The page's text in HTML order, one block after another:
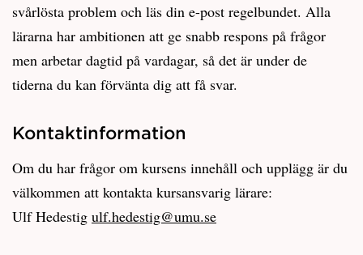
svårlösta problem och läs din e-post regelbundet. Alla
lärarna har ambitionen att ge snabb respons på frågor
men arbetar dagtid på vardagar, så det är under de
tiderna du kan förvänta dig att få svar.
Kontaktinformation
Om du har frågor om kursens innehåll och upplägg är du
välkommen att kontakta kursansvarig lärare:
Ulf Hedestig ulf.hedestig@umu.se